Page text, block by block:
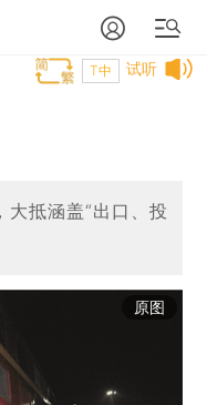
试听
T中
大抵涵盖“出口、投
原图